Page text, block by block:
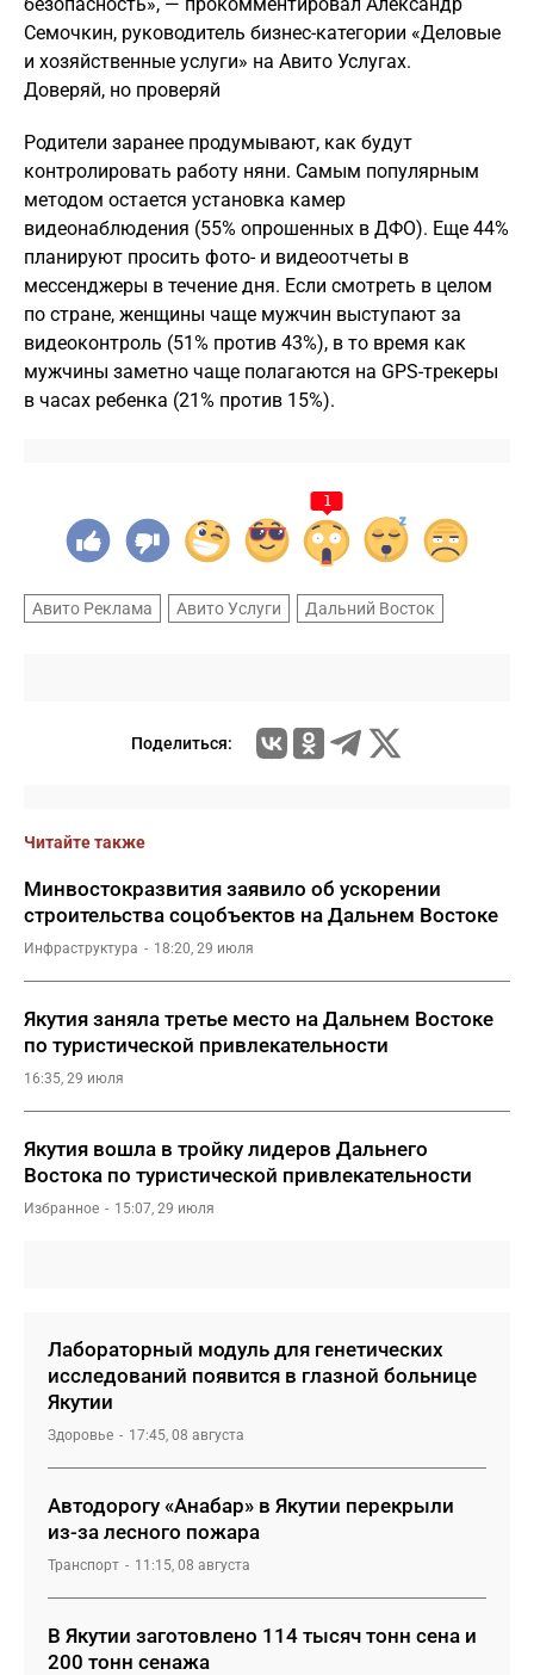
Семочкин, руководитель бизнес-категории «Деловые
и хозяйственные услуги» на Авито Услугах.
Доверяй, но проверяй
Родители заранее продумывают, как будут
контролировать работу няни. Самым популярным
методом остается установка камер
видеонаблюдения (55% опрошенных в ДФО). Еще 44%
планируют просить фото- и видеоотчеты в
мессенджеры в течение дня. Если смотреть в целом
по стране, женщины чаще мужчин выступают за
видеоконтроль (51% против 43%), в то время как
мужчины заметно чаще полагаются на GPS-трекеры
в часах ребенка (21% против 15%).
1
Авито Реклама Авито Услуги Дальний Восток
Поделиться:
Читайте также
Минвостокразвития заявило об ускорении
строительства соцобъектов на Дальнем Востоке
Инфраструктура 18:20, 29 июля
Якутия заняла третье место на Дальнем Востоке
по туристической привлекательности
16:35, 29 июля
Якутия вошла в тройку лидеров Дальнего
Востока по туристической привлекательности
Избранное 15:07, 29 июля
Лабораторный модуль для генетических
исследований появится в глазной больнице
Якутии
Здоровье 17:45, 08 августа
Автодорогу «Анабар» в Якутии перекрыли
из-за лесного пожара
Транспорт 11:15, 08 августа
В Якутии заготовлено 114 тысяч тонн сена и
200 тонн сенажа